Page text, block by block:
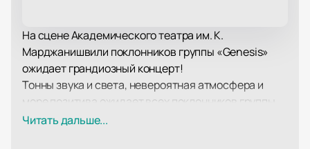
На сцене Академического театра им. К.
Марджанишвили поклонников группы «Genesis»
ожидает грандиозный концерт!
Тонны звука и света, невероятная атмосфера и
море позитива ожидает всех поклонников группы
«Genesis»!
Читать дальше...